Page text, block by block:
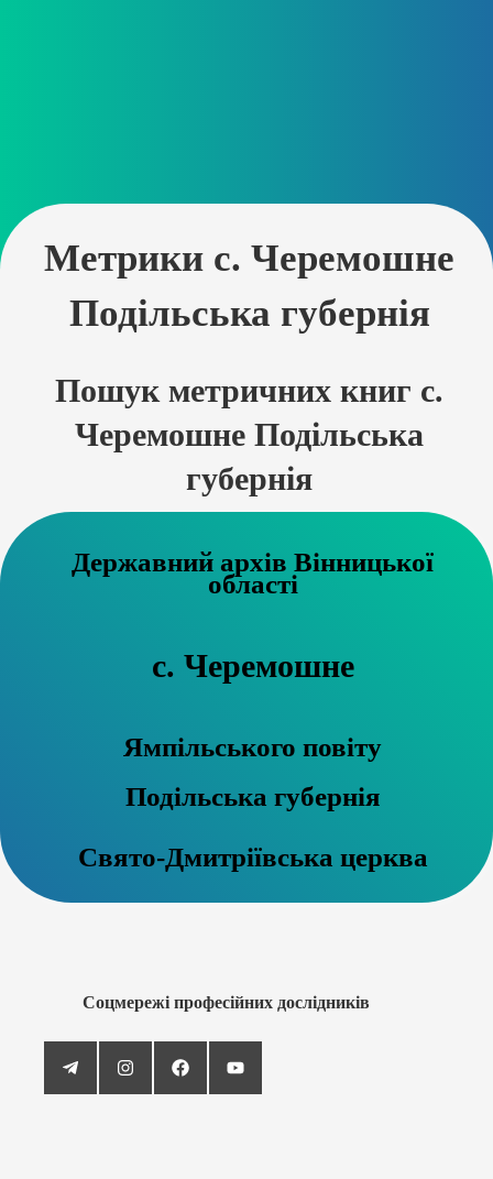
Метрики с. Черемошне
Подільська губернія
Пошук метричних книг с.
Черемошне Подільська
губернія
Державний архів Вінницької
області
с. Черемошне
Ямпільського повіту
Подільська губернія
Свято-Дмитріївська церква
Соцмережі професійних дослідників